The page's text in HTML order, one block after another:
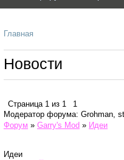
Главная
Новости
Страница 1 из 1
1
Модератор форума: Grohman,
Форум » Garry's Mod » Идеи
Идеи